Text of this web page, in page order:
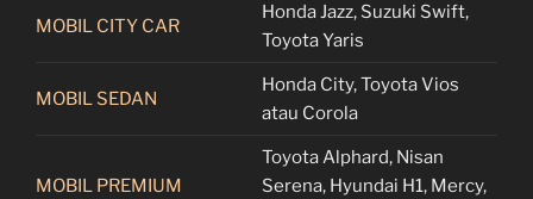
MOBIL CITY CAR
Honda Jazz, Suzuki Swift,
Toyota Yaris
MOBIL SEDAN
Honda City, Toyota Vios
atau Corola
MOBIL PREMIUM
Toyota Alphard, Nisan
Serena, Hyundai H1, Mercy,